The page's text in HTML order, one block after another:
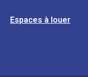
Espaces à louer